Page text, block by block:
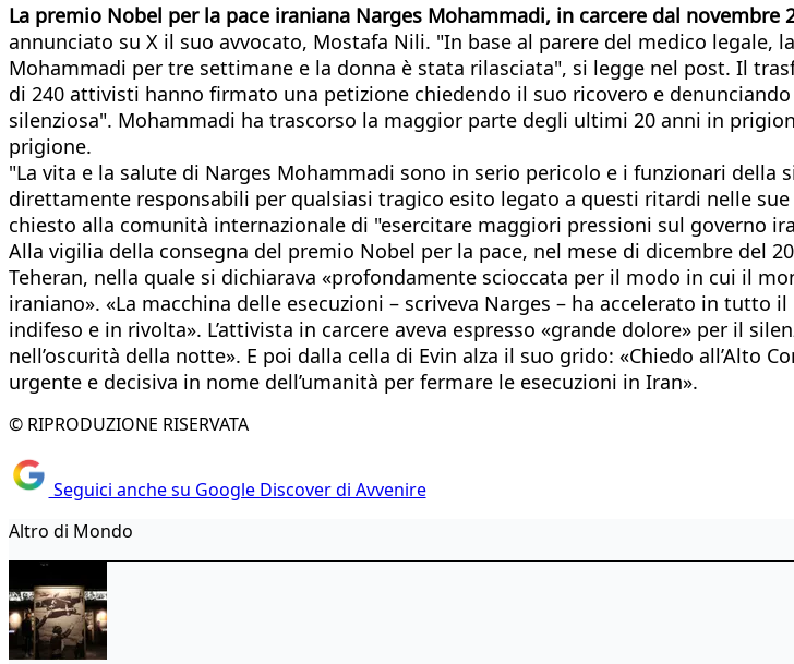
La premio Nobel per la pace iraniana Narges Mohammadi, in carcere dal
annunciato su X il suo avvocato, Mostafa Nili. "In base al parere del medico legale,
Mohammadi per tre settimane e la donna è stata rilasciata", si legge nel post. Il
di 240 attivisti hanno firmato una petizione chiedendo il suo ricovero e
silenziosa". Mohammadi ha trascorso la maggior parte degli ultimi 20 anni in
prigione.
"La vita e la salute di Narges Mohammadi sono in serio pericolo e i funzionari della
direttamente responsabili per qualsiasi tragico esito legato a questi ritardi nelle
chiesto alla comunità internazionale di "esercitare maggiori pressioni sul governo
Alla vigilia della consegna del premio Nobel per la pace, nel mese di dicembre del
Teheran, nella quale si dichiarava «profondamente scioccata per il modo in cui il
iraniano». «La macchina delle esecuzioni – scriveva Narges – ha accelerato in
indifeso e in rivolta». L’attivista in carcere aveva espresso «grande dolore» per il
nell’oscurità della notte». E poi dalla cella di Evin alza il suo grido: «Chiedo all’Alto
urgente e decisiva in nome dell’umanità per fermare le esecuzioni in Iran».
© RIPRODUZIONE RISERVATA
Seguici anche su Google Discover di Avvenire
Altro di Mondo